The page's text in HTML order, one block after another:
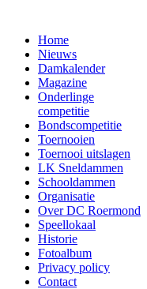
Home
Nieuws
Damkalender
Magazine
Onderlinge
competitie
Bondscompetitie
Toernooien
Toernooi uitslagen
LK Sneldammen
Schooldammen
Organisatie
Over DC Roermond
Speellokaal
Historie
Fotoalbum
Privacy policy
Contact